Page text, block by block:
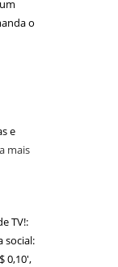
o
e
mais
TV!:
social:
0,10′,